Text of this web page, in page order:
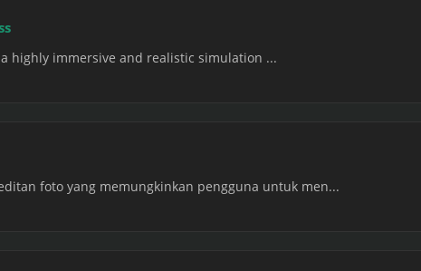
highly immersive and realistic simulation ...
foto yang memungkinkan pengguna untuk men...